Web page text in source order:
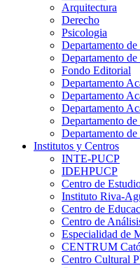
Arquitectura
Derecho
Psicologia
Departamento
Departamento
Fondo Editorial
Departamento
Departamento
Departamento
Departamento
Departamento
Institutos y Centros
INTE-PUCP
IDEHPUCP
Centro de
Instituto Riva-
Centro de
Centro de
Especialidad de
CENTRUM
Centro Cultural